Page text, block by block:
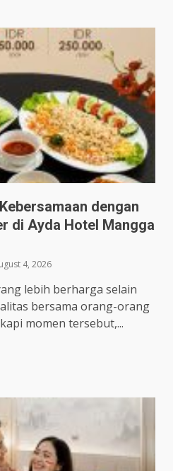
dengan
di Ayda Hotel Mangga
4, 2026
lebih berharga selain
bersama orang-orang
momen tersebut,...